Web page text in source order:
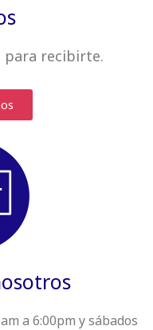
para recibirte.
a 6:00pm y sábados